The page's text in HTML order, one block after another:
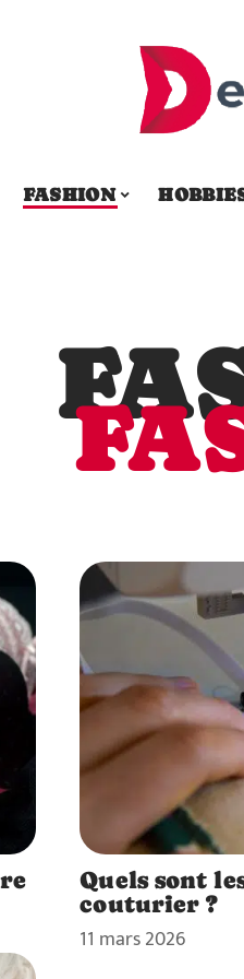
FASHION
Quels sont
couturier ?
11 mars 2026